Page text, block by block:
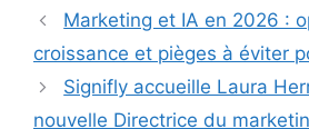
Marketing et IA en 2026 :
croissance et pièges à éviter
Signifly accueille Laura
nouvelle Directrice du